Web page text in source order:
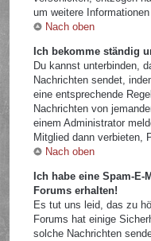
um weitere Informationen
Nach oben
Ich bekomme ständig
Du kannst unterbinden,
Nachrichten sendet,
eine entsprechende
Nachrichten von
einem Administrator
Mitglied dann verbieten,
Nach oben
Ich habe eine Spam-
Forums erhalten!
Es tut uns leid, das zu
Forums hat einige
solche Nachrichten